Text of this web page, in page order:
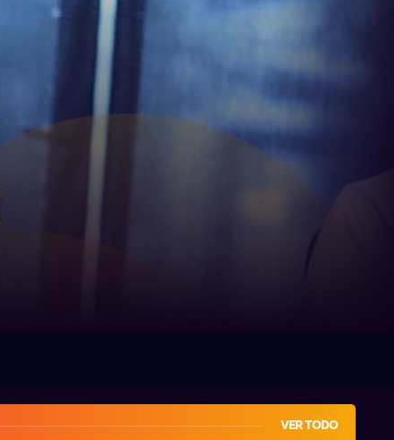
VER TODO